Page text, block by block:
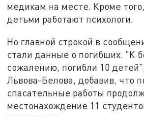
медикам на месте. Кроме
детьми работают психологи.
Но главной строкой в
стали данные о погибших. "К
сожалению, погибли 10
Львова-Белова, добавив, что
спасательные работы
местонахождение 11